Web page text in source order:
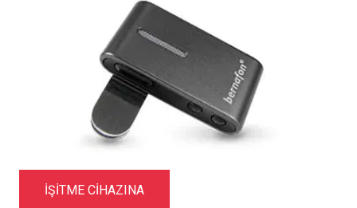
İŞITME CIHAZINA